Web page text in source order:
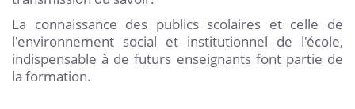
La connaissance des publics scolaires et celle de
l'environnement social et institutionnel de l'école,
indispensable à de futurs enseignants font partie de
la formation.